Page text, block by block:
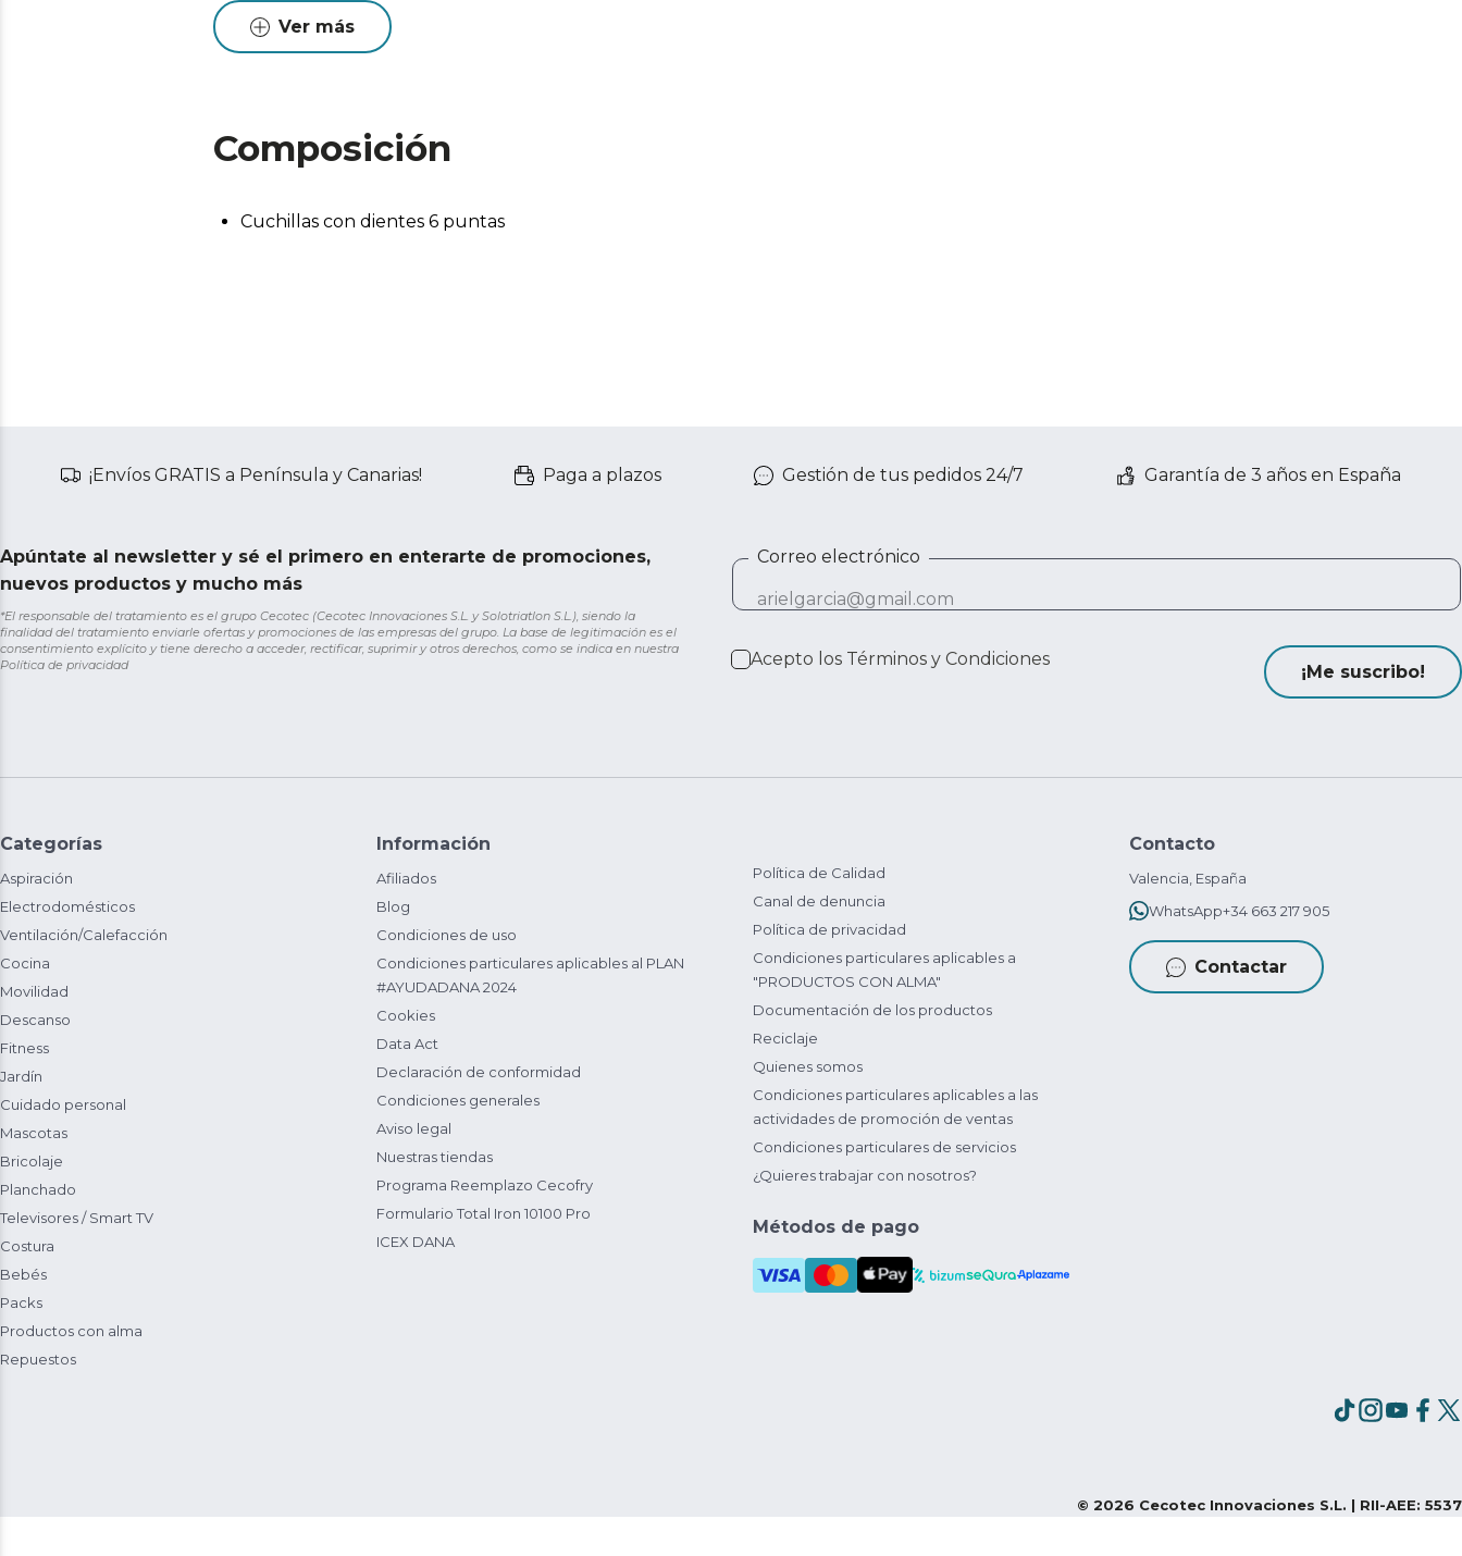
Ver más
Composición
Cuchillas con dientes 6 puntas
¡Envíos GRATIS a Península y Canarias! Paga a plazos Gestión de tus pedidos 24/7 Garantía de 3 años en España
Apúntate al newsletter y sé el primero en enterarte de promociones,
nuevos productos y mucho más
*El responsable del tratamiento es el grupo Cecotec (Cecotec Innovaciones S.L. y Solotriatlon S.L.), siendo la
finalidad del tratamiento enviarle ofertas y promociones de las empresas del grupo. La base de legitimación es el
consentimiento explícito y tiene derecho a acceder, rectificar, suprimir y otros derechos, como se indica en nuestra
Política de privacidad
Correo electrónico
Acepto los Términos y Condiciones
¡Me suscribo!
Categorías
Aspiración
Electrodomésticos
Ventilación/Calefacción
Cocina
Movilidad
Descanso
Fitness
Jardín
Cuidado personal
Mascotas
Bricolaje
Planchado
Televisores / Smart TV
Costura
Bebés
Packs
Productos con alma
Repuestos
Información
Afiliados
Blog
Condiciones de uso
Condiciones particulares aplicables al PLAN
#AYUDADANA 2024
Cookies
Data Act
Declaración de conformidad
Condiciones generales
Aviso legal
Nuestras tiendas
Programa Reemplazo Cecofry
Formulario Total Iron 10100 Pro
ICEX DANA
Política de Calidad
Canal de denuncia
Política de privacidad
Condiciones particulares aplicables a
"PRODUCTOS CON ALMA"
Documentación de los productos
Reciclaje
Quienes somos
Condiciones particulares aplicables a las
actividades de promoción de ventas
Condiciones particulares de servicios
¿Quieres trabajar con nosotros?
Métodos de pago
Contacto
Valencia, España
WhatsApp+34 663 217 905
Contactar
© 2026 Cecotec Innovaciones S.L. | RII-AEE: 5537